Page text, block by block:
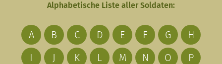
Alphabetische Liste aller Soldaten:
A B C D E F G
H
I
J K L M N O
P